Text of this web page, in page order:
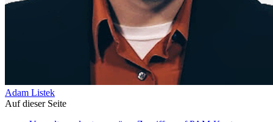
Adam Listek
Auf dieser Seite